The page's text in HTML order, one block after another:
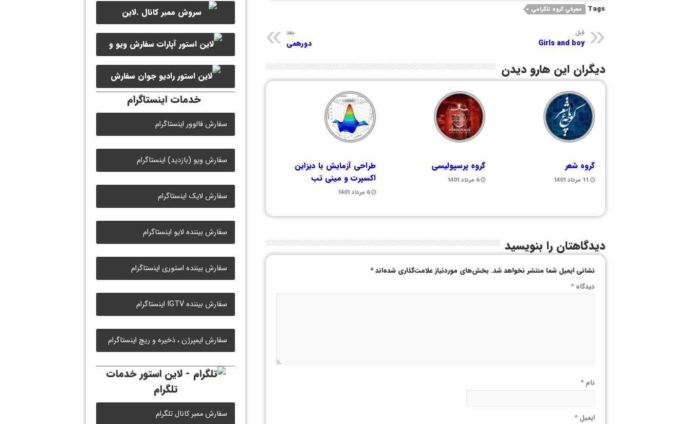
Tags معرفي گروه تلگرامي
قبل
Girls and boy
بعد
دورهمی
دیگران این هارو دیدن
گروه شعر
11 مرداد 1401
گروه پرسپولیسی
6 مرداد 1401
طراحی آزمایش با دیزاین
اکسپرت و مینی تب
6 مرداد 1401
دیدگاهتان را بنویسید
نشانی ایمیل شما منتشر نخواهد شد. بخش‌های موردنیاز علامت‌گذاری شده‌اند*
دیدگاه*
نام*
ایمیل*
سفارش ممبر کانال سروش
سفارش ویو و
لایک ویدیو آپارات
سفارش
لایک رادیو جوان
خدمات اینستاگرام
سفارش فالوور اینستاگرام
سفارش ویو (بازدید) اینستاگرام
سفارش لایک اینستاگرام
سفارش بیننده لایو اینستاگرام
سفارش بیننده استوری اینستاگرام
سفارش بیننده IGTV اینستاگرام
سفارش ایمپرژن ، ذخیره و ریچ اینستاگرام
خدمات
تلگرام
سفارش ممبر کانال تلگرام